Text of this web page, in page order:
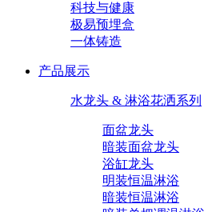
科技与健康
极易预埋盒
一体铸造
产品展示
水龙头 & 淋浴花洒系列
面盆龙头
暗装面盆龙头
浴缸龙头
明装恒温淋浴
暗装恒温淋浴